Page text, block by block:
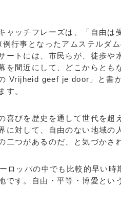
ッチフレーズは、「自由は
行事となったアムステルダ
ートには、市民らが、徒歩や
を間近にして、どこからとも
Vrijheid geef je door」と書
す。
びを歴史を通して世代を超
に対して、自由のない地域の
二つがあるのだ、と気づかさ
ロッパの中でも比較的早い時
です。自由・平等・博愛とい